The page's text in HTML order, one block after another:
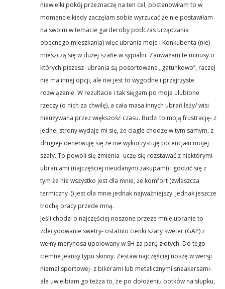
niewielki pokój przeznaczę na ten cel, postanowiłam to w
momencie kiedy zaczęłam sobie wyrzucać że nie postawiłam
na swoim w temacie garderoby podczas urządzania
obecnego mieszkania) więc ubrania moje i Konkubenta (nie)
mieszczą się w dużej szafie w sypialni. Zauważam te minusy o
których piszesz- ubrania są posortowane „gatunkowo”, raczej
nie ma innej opcji, ale nie jest to wygodne i przejrzyste
rozwiązanie. W rezultacie i tak sięgam po moje ulubione
rzeczy (o nich za chwilę), a cała masa innych ubrań leży/ wisi
nieużywana przez większość czasu. Budzi to moją frustrację- z
jednej strony wydaje mi się, że ciagle chodzę w tym samym, z
drugiej- denerwuję się że nie wykorzystuję potencjału mojej
szafy. To powoli się zmienia- uczę się rozstawać z niektórymi
ubraniami (najczęściej nieudanymi zakupami) i godzić się z
tym że nie wszystko jest dla mnie, że komfort (zwlaszcza
termiczny :)) jest dla mnie jednak najważniejszy. Jednak jeszcze
trochę pracy przede mną.
Jeśli chodzi o najczęściej noszone przeze mnie ubranie to
zdecydowanie swetry- ostatnio cienki szary sweter (GAP) z
wełny merynosa upolowany w SH za parę złotych. Do tego
ciemne jeansy typu skinny. Zestaw najczęściej noszę w wersji
niemal sportowej- z bikerami lub metalicznymi sneakersami-
ale uwielbiam go teżza to, że po dołożeniu botków na słupku,